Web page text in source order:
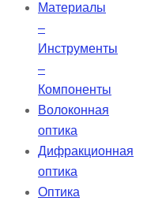
Материалы
–
Инструменты
–
Компоненты
Волоконная
оптика
Дифракционная
оптика
Оптика